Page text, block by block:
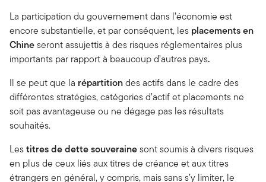
La participation du gouvernement dans l’économie est
encore substantielle, et par conséquent, les placements en
Chineseront assujettis à des risques réglementaires plus
importants par rapport à beaucoup d’autres pays.
Il se peut que la répartitiondes actifs dans le cadre des
différentes stratégies, catégories d’actif et placements ne
soit pas avantageuse ou ne dégage pas les résultats
souhaités.
Lestitres de dette souverainesont soumis à divers risques
en plus de ceux liés aux titres de créance et aux titres
étrangers en général, y compris, mais sans s’y limiter, le